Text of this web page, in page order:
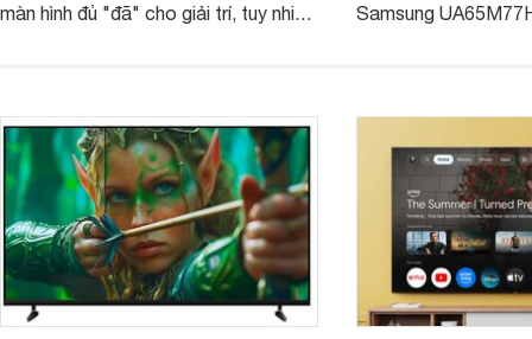
màn hình đủ "đã" cho giải trí, tuy nhiên
dùng cho phòng bao nhiêu m2?
Samsung